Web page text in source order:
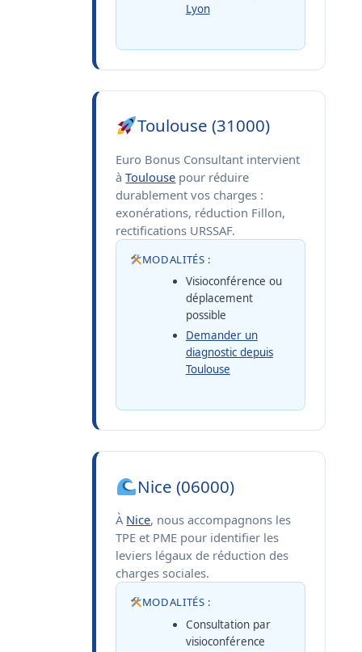
Lyon
Toulouse (31000)
Euro Bonus Consultant intervient
àToulouse pour réduire
durablement vos charges :
exonérations, réduction Fillon,
rectifications URSSAF.
MODALITÉS :
Visioconférence ou
déplacement
possible
Demander un
diagnostic depuis
Toulouse
Nice (06000)
À Nice, nous accompagnons les
TPE et PME pour identifier les
leviers légaux de réduction des
charges sociales.
MODALITÉS :
Consultation par
visioconférence